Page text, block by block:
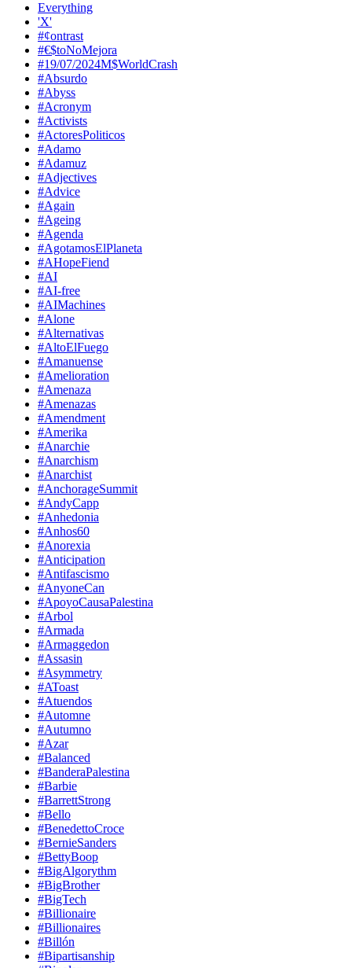
Everything
'X'
#¢ontrast
#€$toNoMejora
#19/07/2024M$WorldCrash
#Absurdo
#Abyss
#Acronym
#Activists
#ActoresPoliticos
#Adamo
#Adamuz
#Adjectives
#Advice
#Again
#Ageing
#Agenda
#AgotamosElPlaneta
#AHopeFiend
#AI
#AI-free
#AIMachines
#Alone
#Alternativas
#AltoElFuego
#Amanuense
#Amelioration
#Amenaza
#Amenazas
#Amendment
#Amerika
#Anarchie
#Anarchism
#Anarchist
#AnchorageSummit
#AndyCapp
#Anhedonia
#Anhos60
#Anorexia
#Anticipation
#Antifascismo
#AnyoneCan
#ApoyoCausaPalestina
#Arbol
#Armada
#Armaggedon
#Assasin
#Asymmetry
#AToast
#Atuendos
#Automne
#Autumno
#Azar
#Balanced
#BanderaPalestina
#Barbie
#BarrettStrong
#Bello
#BenedettoCroce
#BernieSanders
#BettyBoop
#BigAlgorythm
#BigBrother
#BigTech
#Billionaire
#Billionaires
#Billón
#Bipartisanship